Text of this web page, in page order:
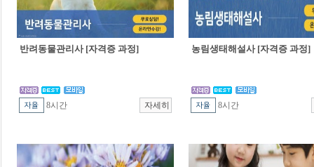
반려동물관리사 [자격증 과정]
8시간
농림생태해설사 [자격증 과정]
8시간